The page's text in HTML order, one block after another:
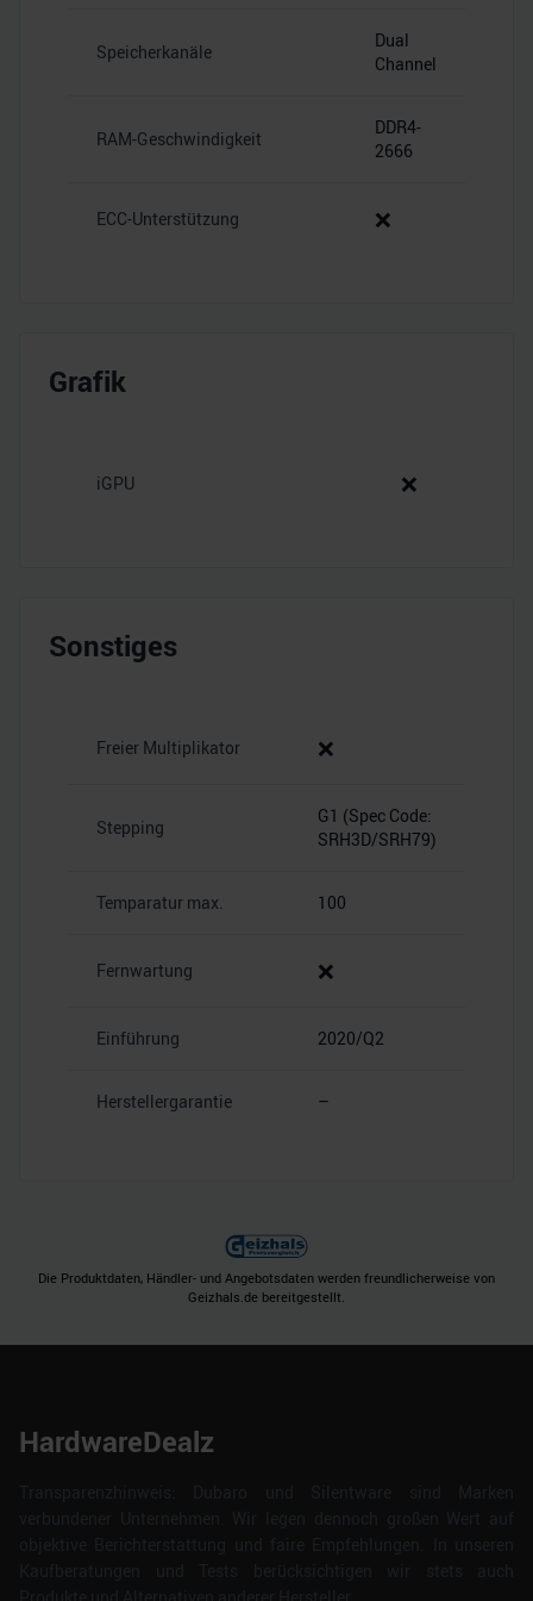
Verwendung unserer Website an unsere Partner für
soziale Medien, Werbung und Analysen weiter. Unsere
weiteren Daten zusammen, die Sie ihnen bereitgestellt
haben oder die sie im Rahmen Ihrer Nutzung der Dienste
Speicherkanäle
Dual
Channel
RAM-Geschwindigkeit
DDR4-
2666
ECC-Unterstützung ❌
Grafik
iGPU ❌
Sonstiges
Freier Multiplikator ❌
Stepping
G1 (Spec Code:
SRH3D/SRH79)
Temparatur max. 100
Fernwartung ❌
Einführung 2020/Q2
Herstellergarantie –
Die Produktdaten, Händler- und Angebotsdaten werden freundlicherweise von
Geizhals.de bereitgestellt.
HardwareDealz